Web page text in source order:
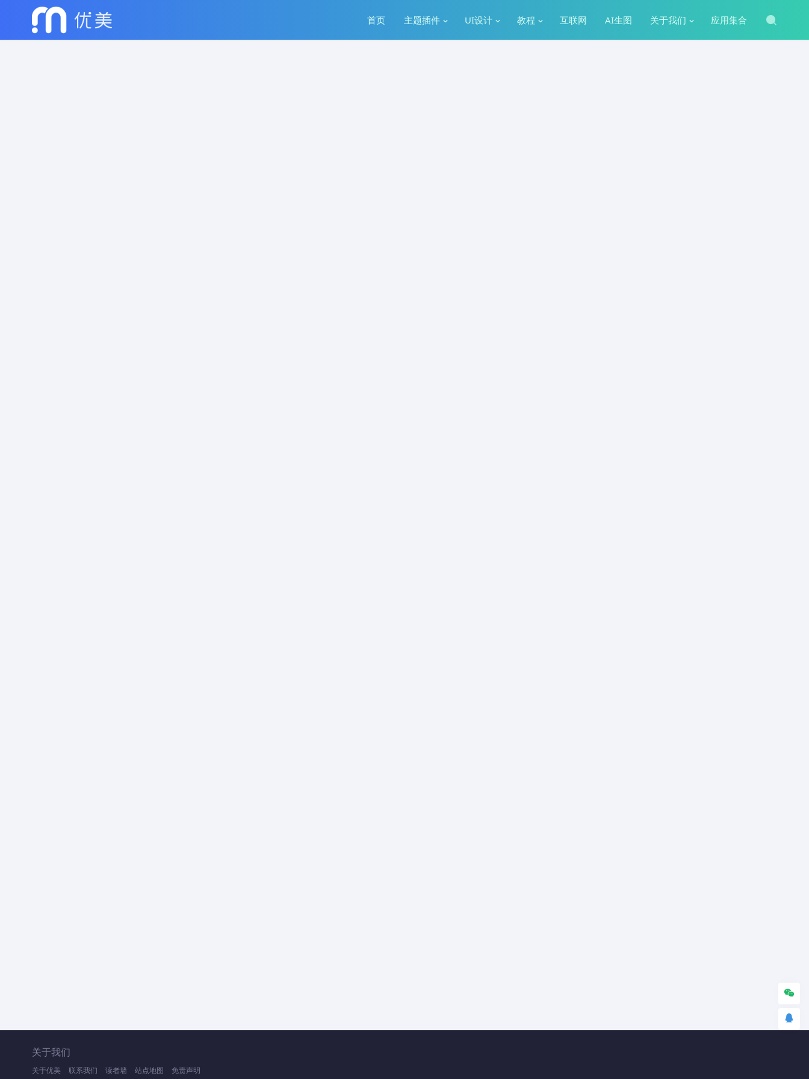
首页 主题插件 UI设计 教程 互联网 AI生图 关于我们 应用集合
关于我们
关于优美 联系我们 读者墙 站点地图 免责声明